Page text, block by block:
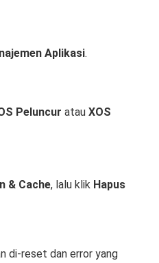
Aplikasi.
Peluncur atau XOS
& Cache, lalu klik Hapus
di-reset dan error yang